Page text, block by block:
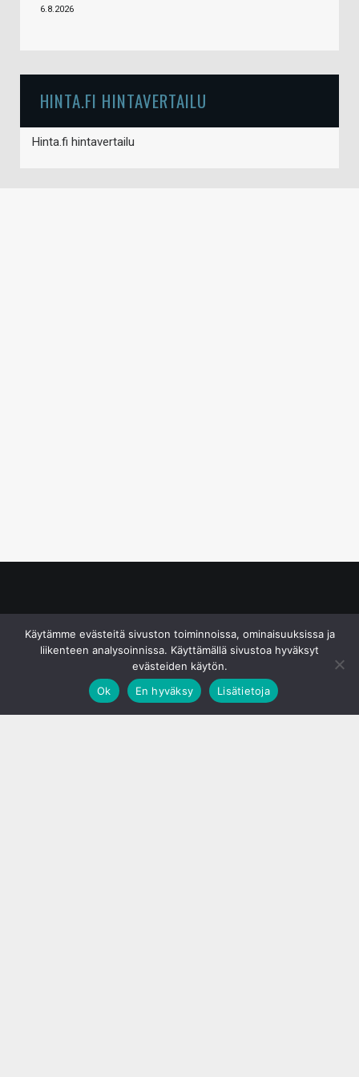
6.8.2026
HINTA.FI HINTAVERTAILU
Hinta.fi hintavertailu
Käytämme evästeitä sivuston toiminnoissa, ominaisuuksissa ja
liikenteen analysoinnissa. Käyttämällä sivustoa hyväksyt
evästeiden käytön.
Ok
En hyväksy Lisätietoja